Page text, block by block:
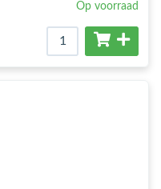
Op voorraad